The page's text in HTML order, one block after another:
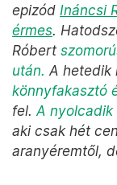
epizód Ináncsi
érmes.
Róbert
után. A hetedik
könnyfakasztó
fel. A nyolcadik
aki csak hét
aranyéremtől,